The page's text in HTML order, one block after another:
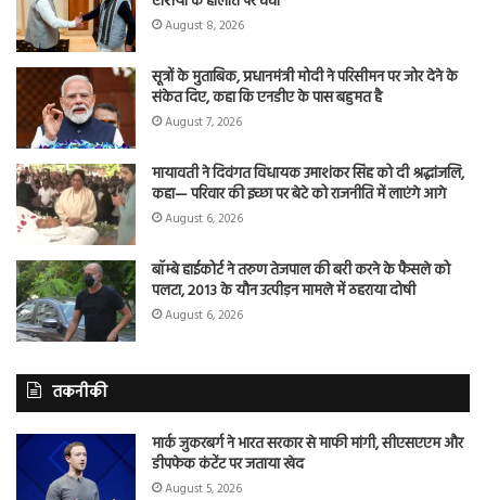
August 8, 2026
सूत्रों के मुताबिक, प्रधानमंत्री मोदी ने परिसीमन पर जोर देने के
संकेत दिए, कहा कि एनडीए के पास बहुमत है
August 7, 2026
मायावती ने दिवंगत विधायक उमाशंकर सिंह को दी श्रद्धांजलि,
कहा— परिवार की इच्छा पर बेटे को राजनीति में लाएंगे आगे
August 6, 2026
बॉम्बे हाईकोर्ट ने तरुण तेजपाल की बरी करने के फैसले को
पलटा, 2013 के यौन उत्पीड़न मामले में ठहराया दोषी
August 6, 2026
तकनीकी
मार्क जुकरबर्ग ने भारत सरकार से माफी मांगी, सीएसएएम और
डीपफेक कंटेंट पर जताया खेद
August 5, 2026